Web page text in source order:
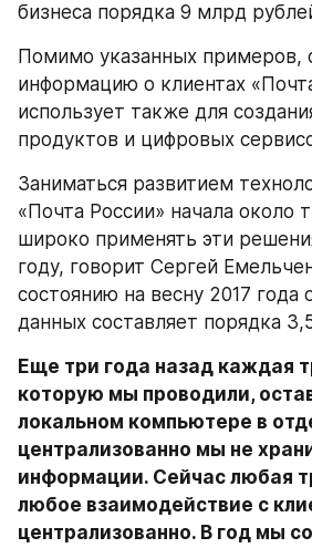
бизнеса порядка 9 млрд
Помимо указанных примеров,
информацию о клиентах
использует также для
продуктов и цифровых
Заниматься развитием
«Почта России» начала около
широко применять эти
году, говорит Сергей
состоянию на весну 2017 года
данных составляет порядка
Еще три года назад каждая
которую мы проводили,
локальном компьютере в
централизованно мы не
информации. Сейчас любая
любое взаимодействие с
централизованно. В год мы